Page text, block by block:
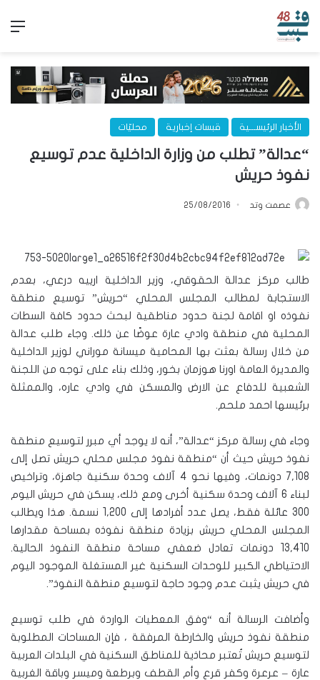
الأخبار الرئيســـية قبسات إخبارية محليّات
“عدالة” تطلب من وزارة الداخلية عدم توسيع
نفوذ حريش
عصمت وتد 25/08/2016
طالب مركز عدالة الحقوقي، وزير الداخلية ارييه درعي، بعدم
الاستجابة لمطالب المجلس المحلي “حريش” توسيع منطقة
نفوذه او اقامة لجنة حدود مناطقية لبحث حدود كافة السطات
المحلية في منطقة وادي عارة عوضًا عن ذلك. وجاء طلب عدالة
من خلال رسالة بعثت بها المحامية ميسانة موراني لوزير الداخلية
والمديرة العامة اورنا هوزمان بخور، وذلك بناء على توجه من اللجنة
الشعبية للدفاع عن الارض والمسكن في وادي عاره، والممثلة
برئيسها احمد ملحم.
وجاء في رسالة مركز “عدالة”، أنه لا يوجد أي مبرر لتوسيع منطقة
نفوذ حريش حيث أن “منطقة نفوذ مجلس محلي حريش تصل إلى
7,108 دونمات، وفيها نحو 4 آلاف وحدة سكنية جاهزة، وتراخيص
لبناء 6 آلاف وحدة سكنية أخرى ومع ذلك، يسكن في حريش اليوم
300 عائلة فقط، يصل عدد أفرادها إلى 1,200 نسمة. هذا ويطالب
المجلس المحلي حريش بزيادة منطقة نفوذه بمساحة مقدارها
13,410 دونمات تعادل ضعفي مساحة منطقة النفوذ الحالية.
الاحتياطي الكبير للوحدات السكنية غير المستغلة الموجود اليوم
في حريش يثبت عدم وجود حاجة لتوسيع منطقة النفوذ”.
وأضافت الرسالة أنه “وفق المعطيات الواردة في طلب توسيع
منطقة نفوذ حريش والخارطة المرفقة ، فإن المساحات المطلوبة
لتوسيع حريش تُعتبر محاذية للمناطق السكنية في البلدات العربية
عارة – عرعرة وكفر قرع وأم القطف وبرطعة وميسر وباقة الغربية